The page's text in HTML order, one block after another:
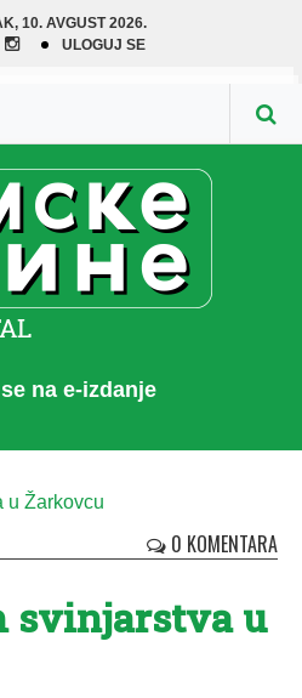
10. AVGUST 2026.
ULOGUJ SE
na e-izdanje
0 KOMENTARA
svinjarstva u